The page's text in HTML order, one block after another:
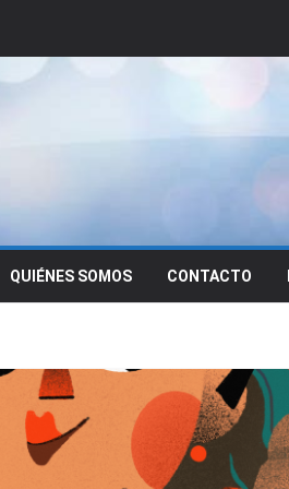
QUIÉNES SOMOS CONTACTO